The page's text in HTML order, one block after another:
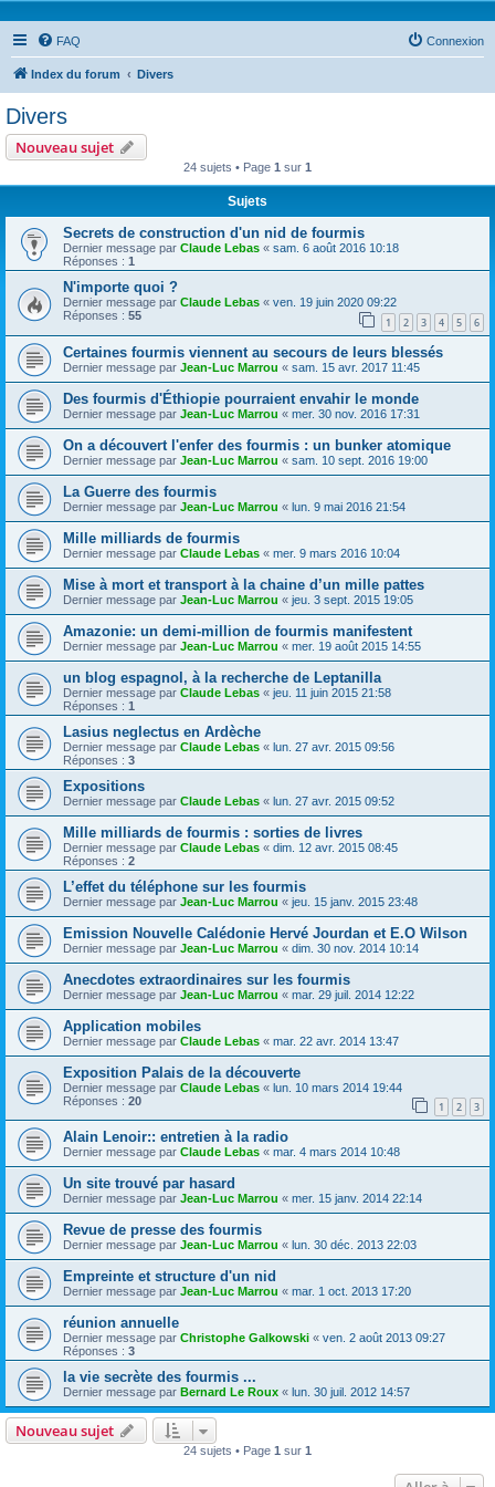
FAQ Connexion
Index du forum Divers
Divers
Nouveau sujet
24 sujets • Page 1 sur 1
Sujets
Secrets de construction d'un nid de fourmis
Dernier message par Claude Lebas « sam. 6 août 2016 10:18
Réponses : 1
N'importe quoi ?
Dernier message par Claude Lebas « ven. 19 juin 2020 09:22
Réponses : 55 1 2 3 4 5 6
Certaines fourmis viennent au secours de leurs blessés
Dernier message par Jean-Luc Marrou « sam. 15 avr. 2017 11:45
Des fourmis d'Éthiopie pourraient envahir le monde
Dernier message par Jean-Luc Marrou « mer. 30 nov. 2016 17:31
On a découvert l'enfer des fourmis : un bunker atomique
Dernier message par Jean-Luc Marrou « sam. 10 sept. 2016 19:00
La Guerre des fourmis
Dernier message par Jean-Luc Marrou « lun. 9 mai 2016 21:54
Mille milliards de fourmis
Dernier message par Claude Lebas « mer. 9 mars 2016 10:04
Mise à mort et transport à la chaine d’un mille pattes
Dernier message par Jean-Luc Marrou « jeu. 3 sept. 2015 19:05
Amazonie: un demi-million de fourmis manifestent
Dernier message par Jean-Luc Marrou « mer. 19 août 2015 14:55
un blog espagnol, à la recherche de Leptanilla
Dernier message par Claude Lebas « jeu. 11 juin 2015 21:58
Réponses : 1
Lasius neglectus en Ardèche
Dernier message par Claude Lebas « lun. 27 avr. 2015 09:56
Réponses : 3
Expositions
Dernier message par Claude Lebas « lun. 27 avr. 2015 09:52
Mille milliards de fourmis : sorties de livres
Dernier message par Claude Lebas « dim. 12 avr. 2015 08:45
Réponses : 2
L’effet du téléphone sur les fourmis
Dernier message par Jean-Luc Marrou « jeu. 15 janv. 2015 23:48
Emission Nouvelle Calédonie Hervé Jourdan et E.O Wilson
Dernier message par Jean-Luc Marrou « dim. 30 nov. 2014 10:14
Anecdotes extraordinaires sur les fourmis
Dernier message par Jean-Luc Marrou « mar. 29 juil. 2014 12:22
Application mobiles
Dernier message par Claude Lebas « mar. 22 avr. 2014 13:47
Exposition Palais de la découverte
Dernier message par Claude Lebas « lun. 10 mars 2014 19:44
Réponses : 20 1 2 3
Alain Lenoir:: entretien à la radio
Dernier message par Claude Lebas « mar. 4 mars 2014 10:48
Un site trouvé par hasard
Dernier message par Jean-Luc Marrou « mer. 15 janv. 2014 22:14
Revue de presse des fourmis
Dernier message par Jean-Luc Marrou « lun. 30 déc. 2013 22:03
Empreinte et structure d'un nid
Dernier message par Jean-Luc Marrou « mar. 1 oct. 2013 17:20
réunion annuelle
Dernier message par Christophe Galkowski « ven. 2 août 2013 09:27
Réponses : 3
la vie secrète des fourmis ...
Dernier message par Bernard Le Roux « lun. 30 juil. 2012 14:57
Nouveau sujet
24 sujets • Page 1 sur 1